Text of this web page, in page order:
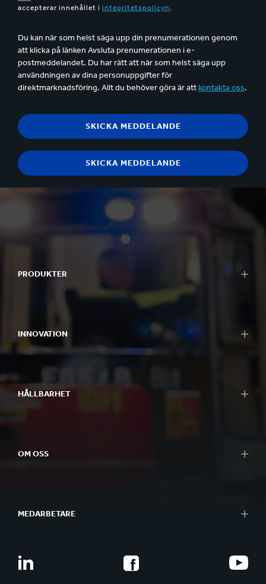
accepterar innehållet i integritetspolicyn
Du kan när som helst säga upp din prenumerationen genom
att klicka på länken Avsluta prenumerationen i e-
postmeddelandet. Du har rätt att när som helst säga upp
användningen av dina personuppgifter för
direktmarknadsföring. Allt du behöver göra är attkontakta oss.
PRODUKTER
INNOVATION
HÅLLBARHET
OM OSS
MEDARBETARE